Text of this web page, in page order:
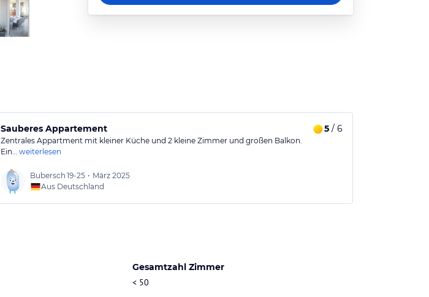
Sauberes Appartement 5 / 6
Zentrales Appartment mit kleiner Küche und 2 kleine Zimmer und großen Balkon.
Ein… weiterlesen
Bubersch 19-25 • März 2025
Aus Deutschland
Gesamtzahl Zimmer
< 50